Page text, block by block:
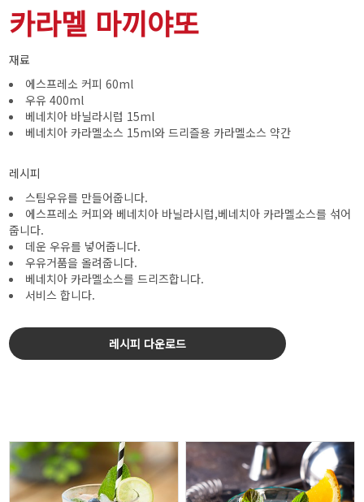
카라멜 마끼야또
재료
에스프레소 커피 60ml
우유 400ml
베네치아 바닐라시럽 15ml
베네치아 카라멜소스 15ml와 드리즐용 카라멜소스 약간
레시피
스팀우유를 만들어줍니다.
에스프레소 커피와 베네치아 바닐라시럽,베네치아 카라멜소스를 섞어
줍니다.
데운 우유를 넣어줍니다.
우유거품을 올려줍니다.
베네치아 카라멜소스를 드리즈합니다.
서비스 합니다.
레시피 다운로드